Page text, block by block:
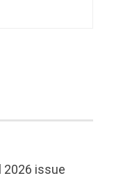
2026 issue